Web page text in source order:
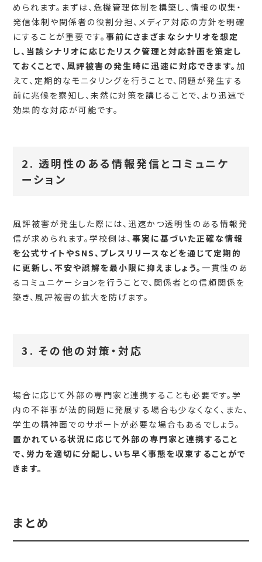
められます。まずは、危機管理体制を構築し、情報の収集・
発信体制や関係者の役割分担、メディア対応の方針を明確
にすることが重要です。事前にさまざまなシナリオを想定
し、当該シナリオに応じたリスク管理と対応計画を策定し
ておくことで、風評被害の発生時に迅速に対応できます。 加
えて、定期的なモニタリングを行うことで、問題が発生する
前に兆候を察知し、未然に対策を講じることで、より迅速で
効果的な対応が可能です。
2. 透明性のある情報発信とコミュニケ
ーション
風評被害が発生した際には、迅速かつ透明性のある情報発
信が求められます。学校側は、事実に基づいた正確な情報
を公式サイトやSNS、プレスリリースなどを通じて定期的
に更新し、不安や誤解を最小限に抑えましょう。 一貫性のあ
るコミュニケーションを行うことで、関係者との信頼関係を
築き、風評被害の拡大を防げます。
3. その他の対策・対応
場合に応じて外部の専門家と連携することも必要です。学
内の不祥事が法的問題に発展する場合も少なくなく、また、
学生の精神面でのサポートが必要な場合もあるでしょう。
置かれている状況に応じて外部の専門家と連携すること
で、労力を適切に分配し、いち早く事態を収束することがで
きます。
まとめ